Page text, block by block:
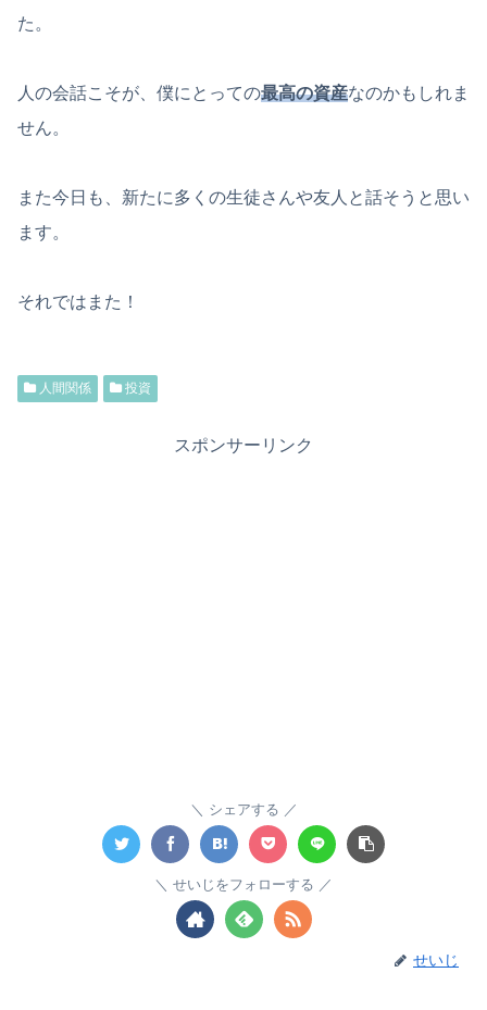
た。
人の会話こそが、僕にとっての最高の資産なのかもしれま
せん。
また今日も、新たに多くの生徒さんや友人と話そうと思い
ます。
それではまた！
人間関係 投資
スポンサーリンク
シェアする
せいじをフォローする
せいじ